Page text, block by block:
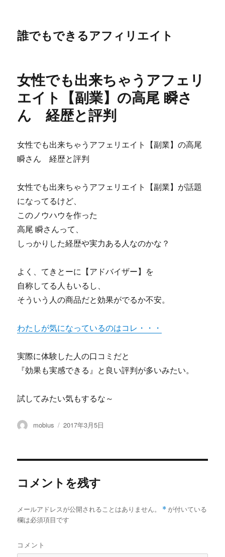
誰でもできるアフィリエイト
女性でも出来ちゃうアフェリ
エイト【副業】の高尾 瞬さ
ん 経歴と評判
女性でも出来ちゃうアフェリエイト【副業】の高尾
瞬さん 経歴と評判
女性でも出来ちゃうアフェリエイト【副業】が話題
になってるけど、
このノウハウを作った
高尾 瞬さんって、
しっかりした経歴や実力ある人なのかな？
よく、てきとーに【アドバイザー】を
自称してる人もいるし、
そういう人の商品だと効果がでるか不安。
わたしが気になっているのはコレ・・・
実際に体験した人の口コミだと
『効果も実感できる』と良い評判が多いみたい。
試してみたい気もするな～
投
mobius
投
2017年3月5日
コメントを残す
メールアドレスが公開されることはありません。 * が付いている
欄は必須項目です
コメント